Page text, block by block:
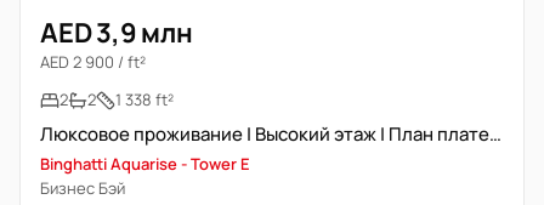
AED 3,9 млн
AED 2 900 / ft²
2
2 1 338 ft²
Люксовое проживание | Высокий этаж | План платежей
Binghatti Aquarise - Tower E
Бизнес Бэй